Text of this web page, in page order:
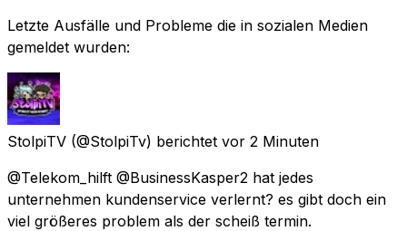
Letzte Ausfälle und Probleme die in sozialen Medien
gemeldet wurden:
StolpiTV (@StolpiTv) berichtet vor 2 Minuten
@Telekom_hilft @BusinessKasper2 hat jedes
unternehmen kundenservice verlernt? es gibt doch ein
viel größeres problem als der scheiß termin.